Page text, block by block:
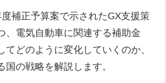
補正予算案で示されたGX支援策
、電気自動車に関連する補助金
てどのように変化していくのか、
国の戦略を解説します。